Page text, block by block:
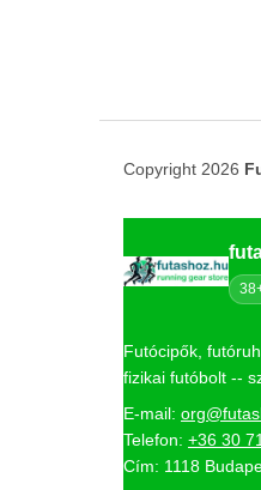
Copyright 2026
Futócipők,
fizikai futóbolt --
E-mail:
Telefon: +36 30
Cím: 1118